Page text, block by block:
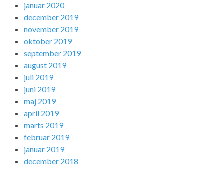
januar 2020
december 2019
november 2019
oktober 2019
september 2019
august 2019
juli 2019
juni 2019
maj 2019
april 2019
marts 2019
februar 2019
januar 2019
december 2018